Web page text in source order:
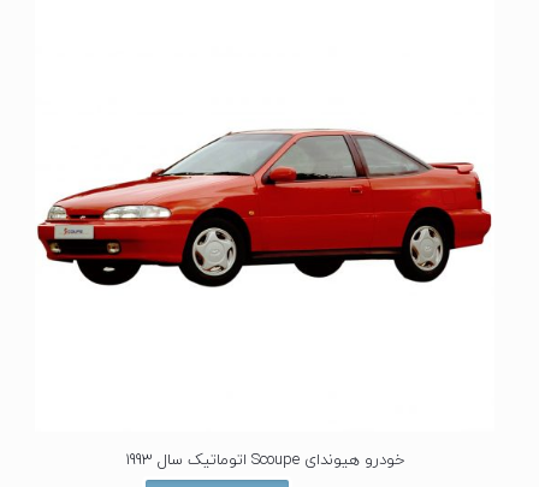
خودرو هیوندای Scoupe اتوماتیک سال 1993